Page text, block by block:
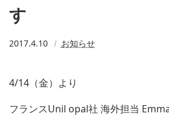
す
2017.4.10 お知らせ
4/14（金）より
フランスUnil opal社 海外担当